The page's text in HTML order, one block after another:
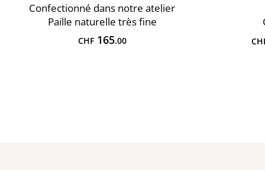
Confectionné dans notre atelier
Paille naturelle très fine
CHF165.00